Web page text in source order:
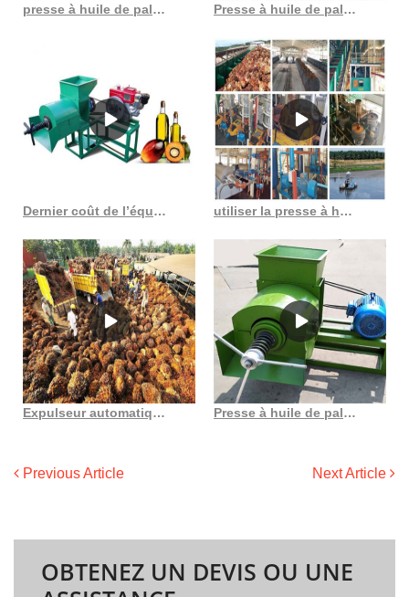
presse à huile de palme dans le sud du Cameroun/huile commerciale Presse à huile de palmiste comestible, 20kg h, 2000w, avec ce, au Burundi
Dernier coût de l’équipement des machines de friture à rouleaux d’huile de palme utiliser la presse à huile de graines de cumin noir pour l’extraction de l’huile d’abrasin de palme
Expulseur automatique d’huile de palme avec bouilloire ronde comestible en Haïti Presse à huile de palmiste à économie d’énergie au Costa Rica
Previous Article Next Article
OBTENEZ UN DEVIS OU UNE